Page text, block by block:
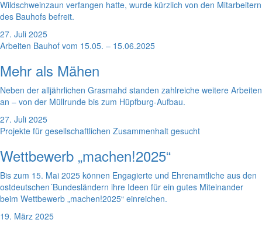
Wildschweinzaun verfangen hatte, wurde kürzlich von den Mitarbeitern
des Bauhofs befreit.
27. Juli 2025
Arbeiten Bauhof vom 15.05. – 15.06.2025
Mehr als Mähen
Neben der alljährlichen Grasmahd standen zahlreiche weitere Arbeiten
an – von der Müllrunde bis zum Hüpfburg-Aufbau.
27. Juli 2025
Projekte für gesellschaftlichen Zusammenhalt gesucht
Wettbewerb „machen!2025“
Bis zum 15. Mai 2025 können Engagierte und Ehrenamtliche aus den
ostdeutschen´Bundesländern ihre Ideen für ein gutes Miteinander
beim Wettbewerb „machen!2025“ einreichen.
19. März 2025